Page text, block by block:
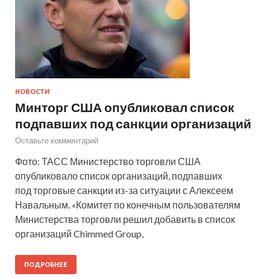
НОВОСТИ
Минторг США опубликовал список
подпавших под санкции организаций
Оставьте комментарий
Фото: ТАСС Министерство торговли США
опубликовало список организаций, подпавших
под торговые санкции из-за ситуации с Алексеем
Навальным. «Комитет по конечным пользователям
Министерства торговли решил добавить в список
организаций Chimmed Group,
ПОДРОБНЕЕ